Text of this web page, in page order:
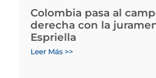
Colombia pasa al
derecha con la
Espriella
Leer Más >>